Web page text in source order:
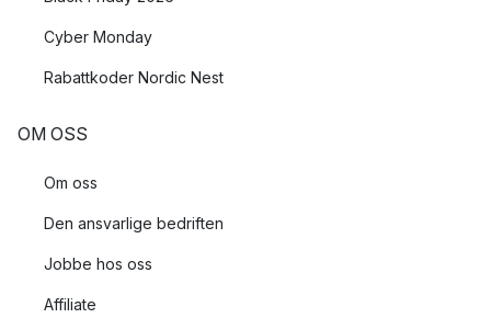
Cyber Monday
Rabattkoder Nordic Nest
OM OSS
Om oss
Den ansvarlige bedriften
Jobbe hos oss
Affiliate